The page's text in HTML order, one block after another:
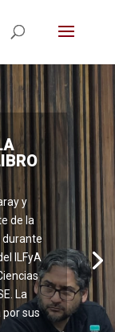
y
de la
durante
ILFyA
La
sus
tiene